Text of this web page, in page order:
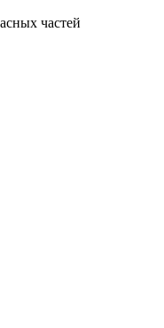
частей